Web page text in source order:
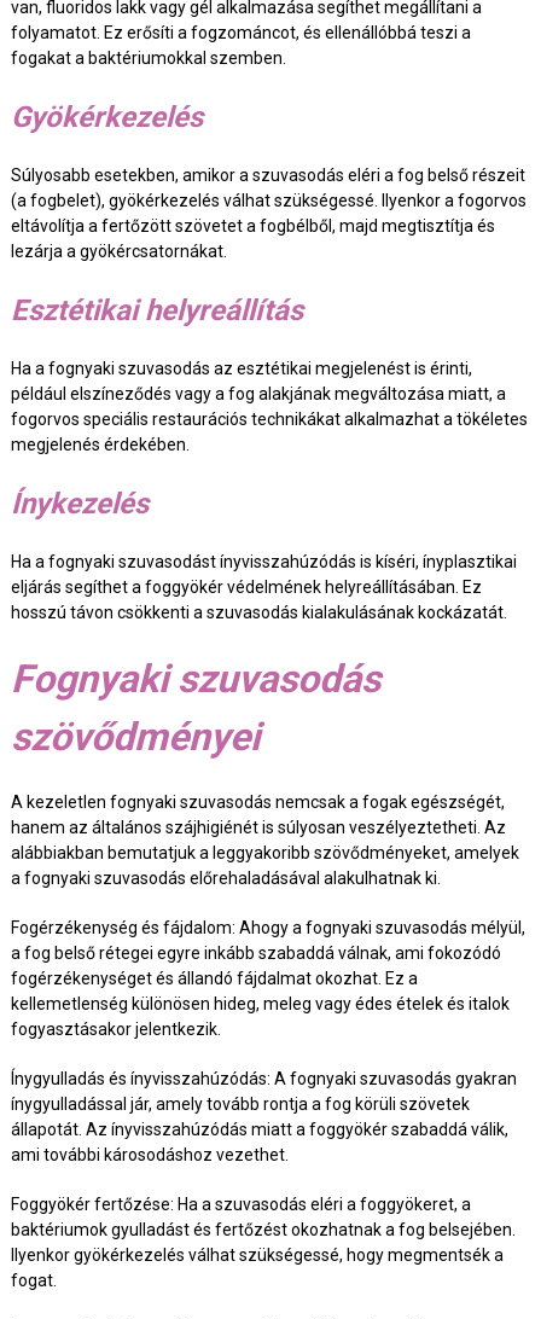
van, fluoridos lakk vagy gél alkalmazása segíthet megállítani a
folyamatot. Ez erősíti a fogzománcot, és ellenállóbbá teszi a
fogakat a baktériumokkal szemben.
Gyökérkezelés
Súlyosabb esetekben, amikor a szuvasodás eléri a fog belső részeit
(a fogbelet), gyökérkezelés válhat szükségessé. Ilyenkor a fogorvos
eltávolítja a fertőzött szövetet a fogbélből, majd megtisztítja és
lezárja a gyökércsatornákat.
Esztétikai helyreállítás
Ha a fognyaki szuvasodás az esztétikai megjelenést is érinti,
például elszíneződés vagy a fog alakjának megváltozása miatt, a
fogorvos speciális restaurációs technikákat alkalmazhat a tökéletes
megjelenés érdekében.
Ínykezelés
Ha a fognyaki szuvasodást ínyvisszahúzódás is kíséri, ínyplasztikai
eljárás segíthet a foggyökér védelmének helyreállításában. Ez
hosszú távon csökkenti a szuvasodás kialakulásának kockázatát.
Fognyaki szuvasodás
szövődményei
A kezeletlen fognyaki szuvasodás nemcsak a fogak egészségét,
hanem az általános szájhigiénét is súlyosan veszélyeztetheti. Az
alábbiakban bemutatjuk a leggyakoribb szövődményeket, amelyek
a fognyaki szuvasodás előrehaladásával alakulhatnak ki.
Fogérzékenység és fájdalom: Ahogy a fognyaki szuvasodás mélyül,
a fog belső rétegei egyre inkább szabaddá válnak, ami fokozódó
fogérzékenységet és állandó fájdalmat okozhat. Ez a
kellemetlenség különösen hideg, meleg vagy édes ételek és italok
fogyasztásakor jelentkezik.
Ínygyulladás és ínyvisszahúzódás: A fognyaki szuvasodás gyakran
ínygyulladással jár, amely tovább rontja a fog körüli szövetek
állapotát. Az ínyvisszahúzódás miatt a foggyökér szabaddá válik,
ami további károsodáshoz vezethet.
Foggyökér fertőzése: Ha a szuvasodás eléri a foggyökeret, a
baktériumok gyulladást és fertőzést okozhatnak a fog belsejében.
Ilyenkor gyökérkezelés válhat szükségessé, hogy megmentsék a
fogat.